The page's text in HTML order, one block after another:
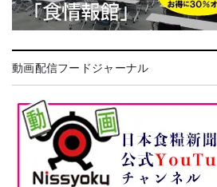
動画配信フードジャーナル